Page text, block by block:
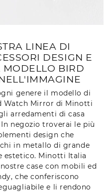
LINEA DI
DESIGN E
MODELLO BIRD
genere il modello di
Watch Mirror di Minotti
arredamenti di casa
negozio troverai le più
design che
in metallo di grande
estetico. Minotti Italia
case con mobili ed
che conferiscono
e li rendono